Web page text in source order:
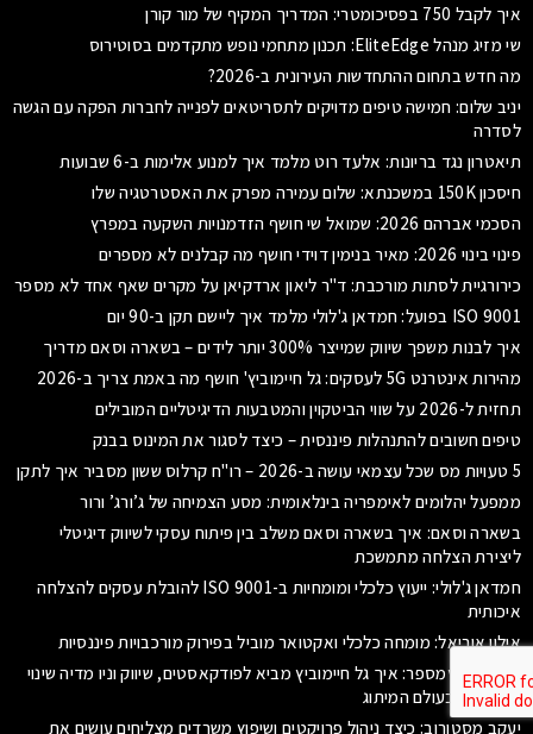
איך לקבל 750 בפסיכומטרי: המדריך המקיף של מור קורן
שי מזיג מנהל EliteEdge: תכנון מתחמי נופש מתקדמים בסוטירוס
מה חדש בתחום ההתחדשות העירונית ב-2026?
יניב שלום: חמישה טיפים מדויקים לתסריטאים לפנייה לחברות הפקה עם הגשה
לסדרה
תיאטרון נגד בריונות: אלעד רוט מלמד איך למנוע אלימות ב-6 שבועות
חיסכון 150K במשכנתא: שלום עמירה מפרק את האסטרטגיה שלו
הסכמי אברהם 2026: שמואל שי חושף הזדמנויות השקעה במפרץ
פינוי בינוי 2026: מאיר בנימין דוידי חושף מה קבלנים לא מספרים
כירורגיית לסתות מורכבת: ד"ר ליאון ארדקיאן על מקרים שאף אחד לא מספר
ISO 9001 בפועל: חמדאן ג'לולי מלמד איך ליישם תקן ב-90 יום
איך לבנות משפך שיווק שמייצר 300% יותר לידים – בשארה וסאם מדריך
מהירות אינטרנט 5G לעסקים: גל חיימוביץ' חושף מה באמת צריך ב-2026
תחזית ל-2026 על שווי הביטקוין והמטבעות הדיגיטליים המובילים
טיפים חשובים להתנהלות פיננסית – כיצד לסגור את המינוס בבנק
5 טעויות מס שכל עצמאי עושה ב-2026 – רו"ח קרלוס ששון מסביר איך לתקן
ממפעל יהלומים לאימפריה בינלאומית: מסע הצמיחה של ג’ורג’ ורור
בשארה וסאם: איך בשארה וסאם משלב בין פיתוח עסקי לשיווק דיגיטלי
ליצירת הצלחה מתמשכת
חמדאן ג'לולי: ייעוץ כלכלי ומומחיות ב-ISO 9001 להובלת עסקים להצלחה
איכותית
אילון אוריאל: מומחה כלכלי ואקטואר מוביל בפירוק מורכבויות פיננסיות
גל חיימוביץמספר: איך גל חיימוביץ מביא לפודקאסטים, שיווק וניו מדיה שינוי
משמעותי בעולם המיתוג
יעקב מסטורוב: כיצד ניהול פרויקטים ושיפוץ משרדים מצליחים עושים את